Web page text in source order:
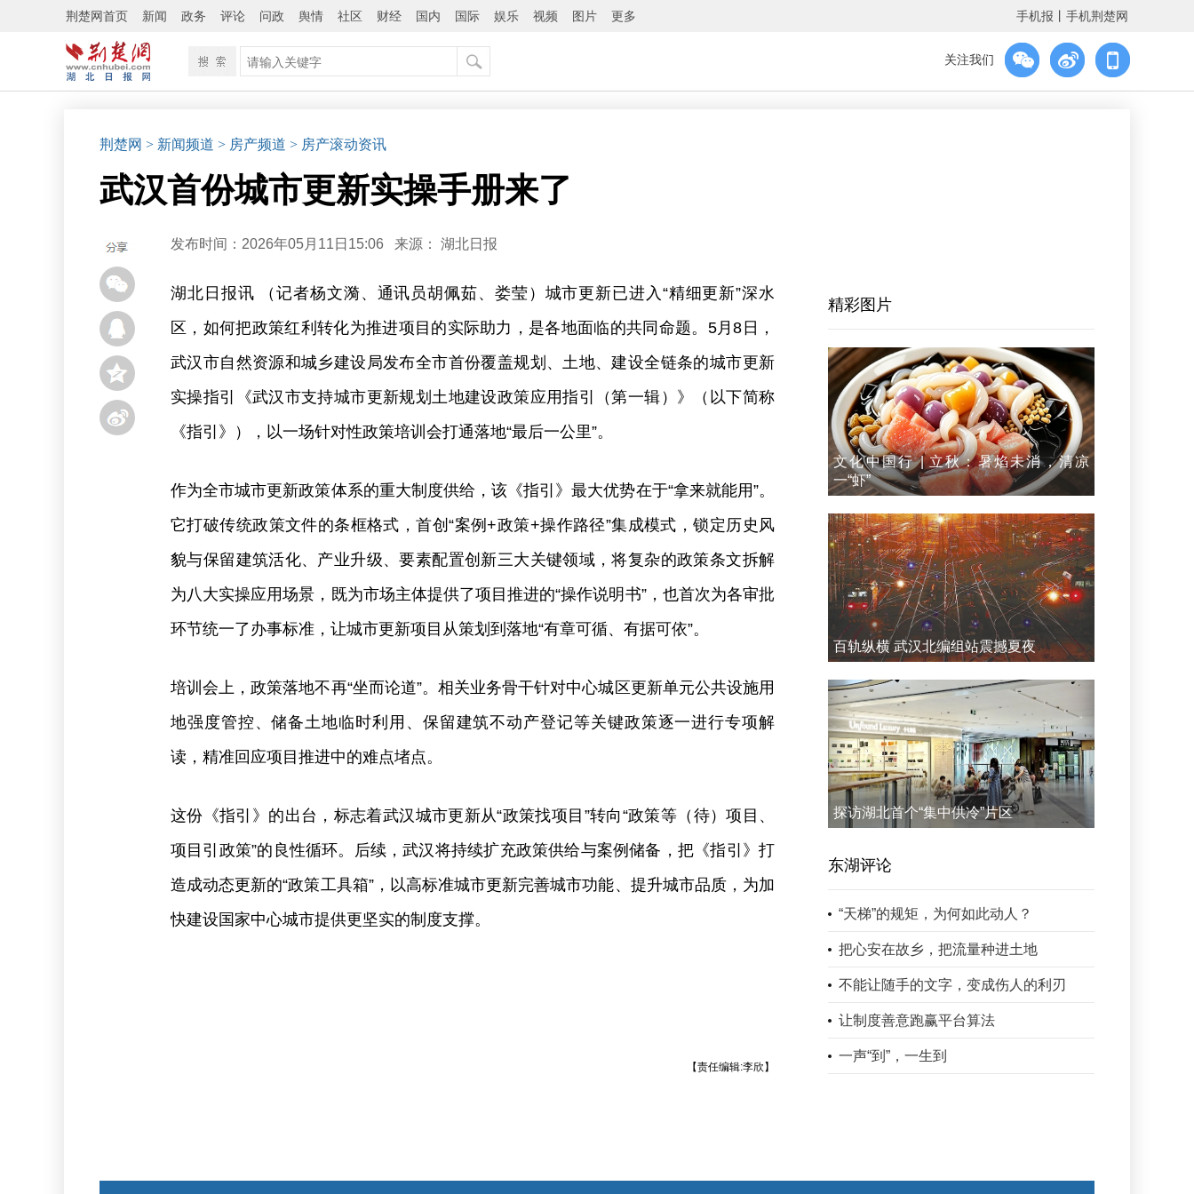
荆楚网首页 新闻 政务 评论 问政 舆情 社区 财经 国内 国际 娱乐 视频 图片 更多 手机报 手机荆楚网
关注我们
荆楚网 > 新闻频道 > 房产频道 > 房产滚动资讯
武汉首份城市更新实操手册来了
发布时间：2026年05月11日15:06 来源： 湖北日报
湖北日报讯 （记者杨文漪、通讯员胡佩茹、娄莹）城市更新已进入“精细更新”深水
区，如何把政策红利转化为推进项目的实际助力，是各地面临的共同命题。5月8日，
武汉市自然资源和城乡建设局发布全市首份覆盖规划、土地、建设全链条的城市更新
实操指引《武汉市支持城市更新规划土地建设政策应用指引（第一辑）》（以下简称
《指引》），以一场针对性政策培训会打通落地“最后一公里”。
作为全市城市更新政策体系的重大制度供给，该《指引》最大优势在于“拿来就能用”。
它打破传统政策文件的条框格式，首创“案例+政策+操作路径”集成模式，锁定历史风
貌与保留建筑活化、产业升级、要素配置创新三大关键领域，将复杂的政策条文拆解
为八大实操应用场景，既为市场主体提供了项目推进的“操作说明书”，也首次为各审批
环节统一了办事标准，让城市更新项目从策划到落地“有章可循、有据可依”。
培训会上，政策落地不再“坐而论道”。相关业务骨干针对中心城区更新单元公共设施用
地强度管控、储备土地临时利用、保留建筑不动产登记等关键政策逐一进行专项解
读，精准回应项目推进中的难点堵点。
这份《指引》的出台，标志着武汉城市更新从“政策找项目”转向“政策等（待）项目、
项目引政策”的良性循环。后续，武汉将持续扩充政策供给与案例储备，把《指引》打
造成动态更新的“政策工具箱”，以高标准城市更新完善城市功能、提升城市品质，为加
快建设国家中心城市提供更坚实的制度支撑。
【责任编辑:李欣】
精彩图片
文化中国行 | 立秋：暑焰未消，清凉
一“虾”
百轨纵横 武汉北编组站震撼夏夜
探访湖北首个“集中供冷”片区
东湖评论
“天梯”的规矩，为何如此动人？
把心安在故乡，把流量种进土地
不能让随手的文字，变成伤人的利刃
让制度善意跑赢平台算法
一声“到”，一生到